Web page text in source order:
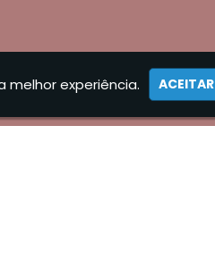
melhor experiência. ACEITAR